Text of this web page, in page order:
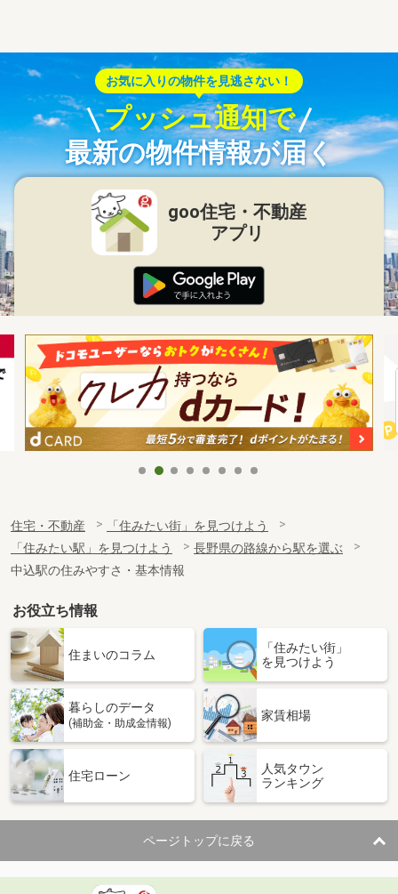
お気に入りの物件を見逃さない！
プッシュ通知で
最新の物件情報が届く
goo住宅・不動産
アプリ
住宅・不動産
「住みたい街」を見つけよう
「住みたい駅」を見つけよう
長野県の路線から駅を選ぶ
中込駅の住みやすさ・基本情報
お役立ち情報
住まいのコラム
「住みたい街」
を見つけよう
暮らしのデータ
(補助金・助成金情報)
家賃相場
住宅ローン
人気タウン
ランキング
ページトップに戻る